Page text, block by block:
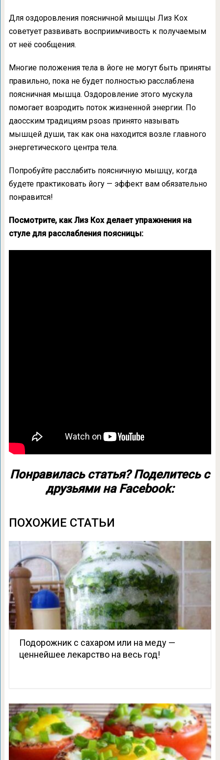
Для оздоровления поясничной мышцы Лиз Кох
советует развивать восприимчивость к получаемым
от неё сообщения.
Многие положения тела в йоге не могут быть приняты
правильно, пока не будет полностью расслаблена
поясничная мышца. Оздоровление этого мускула
помогает возродить поток жизненной энергии. По
даосским традициям psoas принято называть
мышцей души, так как она находится возле главного
энергетического центра тела.
Попробуйте расслабить поясничную мышцу, когда
будете практиковать йогу — эффект вам обязательно
понравится!
Посмотрите, как Лиз Кох делает упражнения на
стуле для расслабления поясницы:
Понравилась статья? Поделитесь с
друзьями на Facebook:
ПОХОЖИЕ СТАТЬИ
Подорожник с сахаром или на меду —
ценнейшее лекарство на весь год!